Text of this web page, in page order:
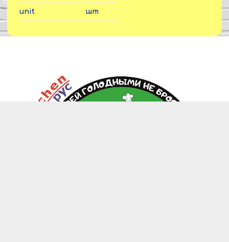
unit шт